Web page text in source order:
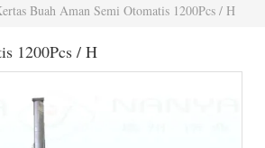
Buah Aman Semi Otomatis 1200Pcs / H
1200Pcs / H